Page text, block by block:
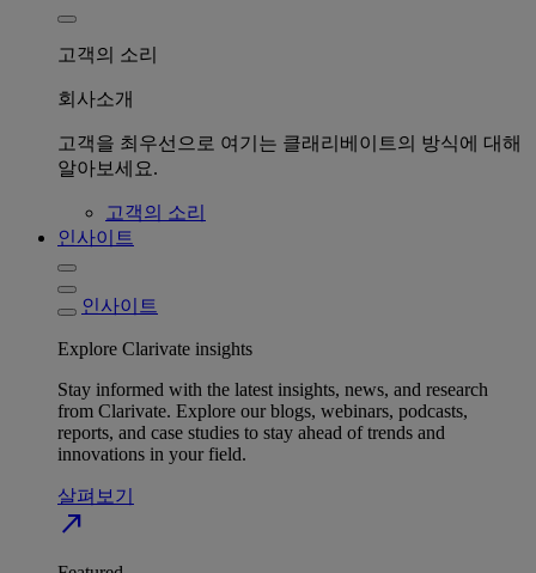
고객의 소리
회사소개
고객을 최우선으로 여기는 클래리베이트의 방식에 대해
알아보세요.
고객의 소리
인사이트
인사이트
Explore Clarivate insights
Stay informed with the latest insights, news, and research
from Clarivate. Explore our blogs, webinars, podcasts,
reports, and case studies to stay ahead of trends and
innovations in your field.
살펴보기
north_east